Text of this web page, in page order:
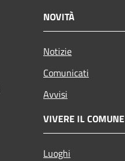
NOVITÀ
Notizie
Comunicati
Avvisi
VIVERE IL COMUNE
Luoghi